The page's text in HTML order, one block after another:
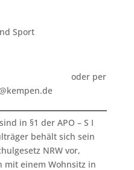
Sport
oder per
in §1 der APO – S I
behält sich sein
NRW vor,
mit einem Wohnsitz in